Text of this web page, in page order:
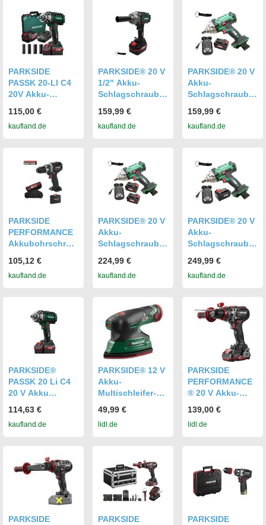
PARKSIDE
PASSK 20-LI C4
20V Akku-
4Ah Ladegerät
4,5A 23 mm
115,00 €
kaufland.de
PARKSIDE® 20 V
1/2" Akku-
Schlagschrauber
Akku (4 Ah) und
Ladegerät (4,5 A)
159,99 €
kaufland.de
PARKSIDE® 20 V
Akku-
Schlagschrauber
inkl. Akku (4Ah)
und Ladegerät
159,99 €
kaufland.de
PARKSIDE
PERFORMANCE
Akkubohrschrau
20 Li C3
Bruschless
Ladegerät
+Koffer
105,12 €
kaufland.de
PARKSIDE® 20 V
Akku-
Schlagschrauber
inkl. 2 Akkus
(4Ah) und
224,99 €
kaufland.de
PARKSIDE® 20 V
Akku-
Schlagschrauber
inkl. Smart Akku
(8Ah) und
249,99 €
kaufland.de
PARKSIDE®
PASSK 20 Li C4
20 V Akku
uber mit
Akku/Ladegerät
114,63 €
kaufland.de
PARKSIDE® 12 V
Akku-
Multischleifer-
12 B2«, mit Akku
und Ladegerät
49,99 €
lidl.de
PARKSIDE
PERFORMANCE
® 20 V Akku-
uber-Set
»PSBSAP 20-Li
139,00 €
lidl.de
PARKSIDE
PARKSIDE
PARKSIDE